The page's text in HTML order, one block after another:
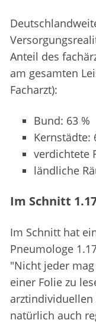
Anteil des
am gesamten
Facharzt):
Bund: 63 %
Kernstädte:
verdichtete
ländliche
Im Schnitt
Im Schnitt hat
Pneumologe
"Nicht jeder
einer Folie zu
natürlich auch